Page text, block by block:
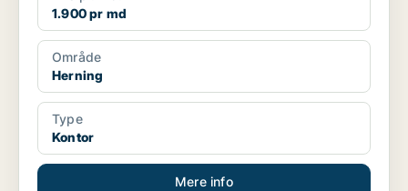
1.900 pr md
Område
Herning
Type
Kontor
Mere info